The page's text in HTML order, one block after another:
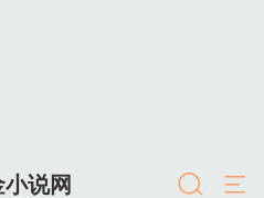
小说网